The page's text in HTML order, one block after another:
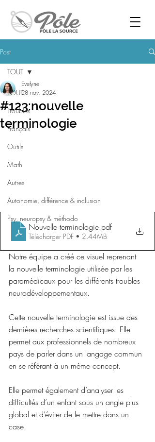
Post
TOUT
Troubles
Français
Outils
Math
Autres
Autonomie, différence & inclusion
Psy, neuropsy & méthodo
TOUT
#123:nouvelle
terminologie
Evelyne
28 nov. 2024
Nouvelle terminologie.pdf
Télécharger PDF • 2.44MB
Notre équipe a créé ce visuel reprenant
la nouvelle terminologie utilisée par les
paramédicaux pour les différents troubles
neurodéveloppementaux.
Cette nouvelle terminologie est issue des
dernières recherches scientifiques. Elle
permet aux professionnels de nombreux
pays de parler dans un langage commun
en se référant à un même concept.
Elle permet également d’analyser les
difficultés d’un enfant sous un angle plus
global et d’éviter de le mettre dans un
case.